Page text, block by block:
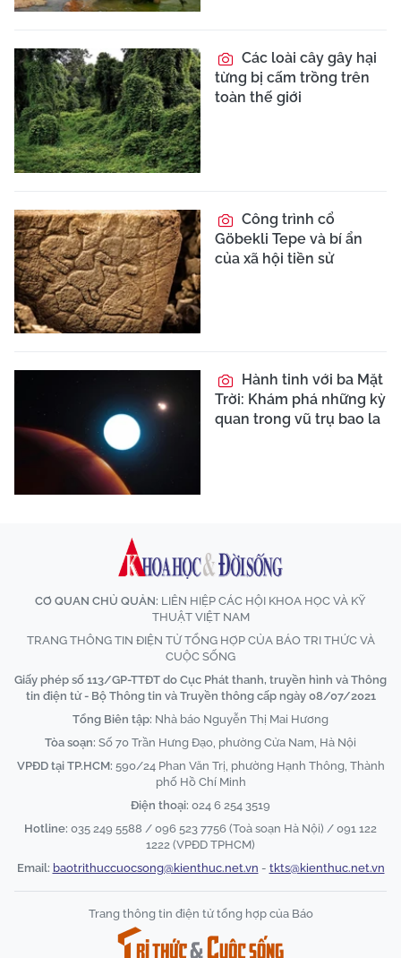
Các loài cây gây hại
từng bị cấm trồng trên
toàn thế giới
Công trình cổ
Göbekli Tepe và bí ẩn
của xã hội tiền sử
Hành tinh với ba Mặt
Trời: Khám phá những kỳ
quan trong vũ trụ bao la
CƠ QUAN CHỦ QUẢN: LIÊN HIỆP CÁC HỘI KHOA HỌC VÀ KỸ
THUẬT VIỆT NAM
TRANG THÔNG TIN ĐIỆN TỬ TỔNG HỢP CỦA BÁO TRI THỨC VÀ
CUỘC SỐNG
Giấy phép số 113/GP-TTĐT do Cục Phát thanh, truyền hình và Thông
tin điện tử - Bộ Thông tin và Truyền thông cấp ngày 08/07/2021
Tổng Biên tập: Nhà báo Nguyễn Thị Mai Hương
Tòa soạn: Số 70 Trần Hưng Đạo, phường Cửa Nam, Hà Nội
VPĐD tại TP.HCM: 590/24 Phan Văn Trị, phường Hạnh Thông, Thành
phố Hồ Chí Minh
Điện thoại: 024 6 254 3519
Hotline: 035 249 5588 / 096 523 7756 (Toà soạn Hà Nội) / 091 122
1222 (VPĐD TPHCM)
Email: baotrithuccuocsong@kienthuc.net.vn - tkts@kienthuc.net.vn
Trang thông tin điện tử tổng hợp của Báo